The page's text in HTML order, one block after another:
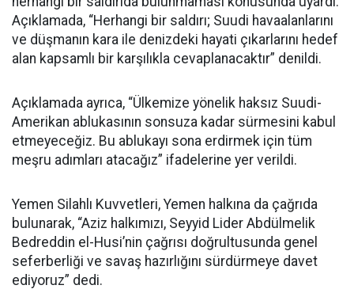
Açıklamada, “Herhangi bir saldırı; Suudi havaalanlarını
ve düşmanın kara ile denizdeki hayati çıkarlarını hedef
alan kapsamlı bir karşılıkla cevaplanacaktır” denildi.
Açıklamada ayrıca, “Ülkemize yönelik haksız Suudi-
Amerikan ablukasının sonsuza kadar sürmesini kabul
etmeyeceğiz. Bu ablukayı sona erdirmek için tüm
meşru adımları atacağız” ifadelerine yer verildi.
Yemen Silahlı Kuvvetleri, Yemen halkına da çağrıda
bulunarak, “Aziz halkımızı, Seyyid Lider Abdülmelik
Bedreddin el-Husi’nin çağrısı doğrultusunda genel
seferberliği ve savaş hazırlığını sürdürmeye davet
ediyoruz” dedi.